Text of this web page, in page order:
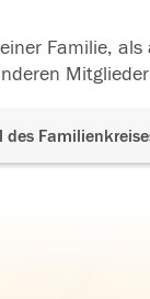
Familie,